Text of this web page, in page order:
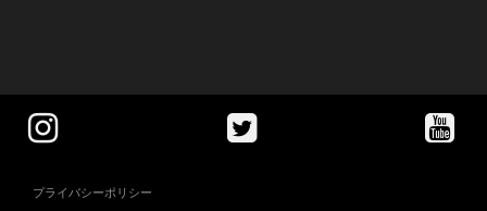
プライバシーポリシー